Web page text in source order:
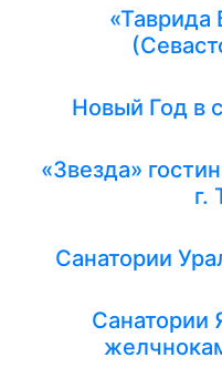
«Таврида
Новый Год в
«Звезда»
г.
Санатории
Санатории